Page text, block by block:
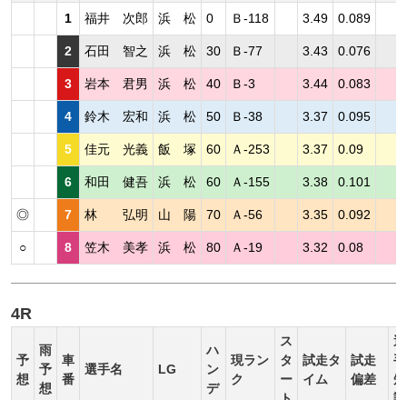
1 福井 次郎 浜 松 0 Ｂ-118 3.49 0.089
2 石田 智之 浜 松 30 Ｂ-77 3.43 0.076
3 岩本 君男 浜 松 40 Ｂ-3 3.44 0.083
4 鈴木 宏和 浜 松 50 Ｂ-38 3.37 0.095
5 佳元 光義 飯 塚 60 Ａ-253 3.37 0.09
6 和田 健吾 浜 松 60 Ａ-155 3.38 0.101
◎ 7 林 弘明 山 陽 70 Ａ-56 3.35 0.092
○ 8 笠木 美孝 浜 松 80 Ａ-19 3.32 0.08
4R
予
想
雨
予
想
車
番
選手名 LG
ハ
ン
デ
現ラン
ク
ス
タ
ー
試走タ
イム
試走
偏差
選
手
短